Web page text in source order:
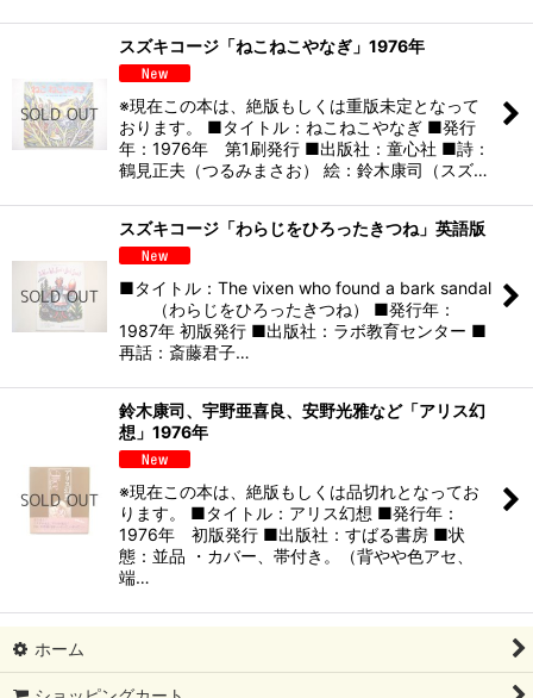
スズキコージ「ねこねこやなぎ」1976年
※現在この本は、絶版もしくは重版未定となって
おります。 ■タイトル：ねこねこやなぎ ■発行
年：1976年 第1刷発行 ■出版社：童心社 ■詩：
鶴見正夫（つるみまさお） 絵：鈴木康司（スズ…
スズキコージ「わらじをひろったきつね」英語版
■タイトル：The vixen who found a bark sandal
（わらじをひろったきつね） ■発行年：
1987年 初版発行 ■出版社：ラボ教育センター ■
再話：斎藤君子…
鈴木康司、宇野亜喜良、安野光雅など「アリス幻
想」1976年
※現在この本は、絶版もしくは品切れとなってお
ります。 ■タイトル：アリス幻想 ■発行年：
1976年 初版発行 ■出版社：すばる書房 ■状
態：並品 ・カバー、帯付き。（背やや色アセ、
端…
ホーム